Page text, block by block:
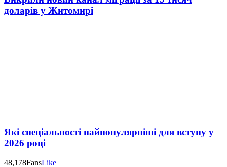
доларів у Житомирі
Які спеціальності найпопулярніші для вступу у
2026 році
48,178FansLike